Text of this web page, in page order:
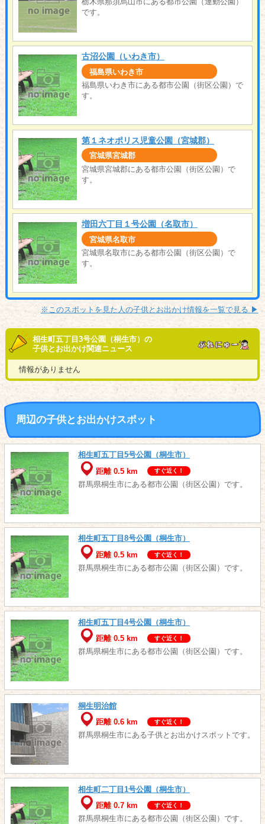
です。
古沼公園（いわき市）
福島県いわき市
福島県いわき市にある都市公園（街区公園）で
す。
第１ネオポリス児童公園（宮城郡）
宮城県宮城郡
宮城県宮城郡にある都市公園（街区公園）で
す。
増田六丁目１号公園（名取市）
宮城県名取市
宮城県名取市にある都市公園（街区公園）で
す。
※このスポットを見た人の子供とお出かけ情報を一覧で見る ▶︎
相生町五丁目3号公園（桐生市）の
子供とお出かけ関連ニュース
情報がありません
周辺の子供とお出かけスポット
相生町五丁目5号公園（桐生市）
距離 0.5 km
すぐ近く！
群馬県桐生市にある都市公園（街区公園）です。
相生町五丁目8号公園（桐生市）
距離 0.5 km
すぐ近く！
群馬県桐生市にある都市公園（街区公園）です。
相生町五丁目4号公園（桐生市）
距離 0.5 km
すぐ近く！
群馬県桐生市にある都市公園（街区公園）です。
桐生明治館
距離 0.6 km
すぐ近く！
群馬県桐生市にある子供とお出かけスポットです。
相生町二丁目1号公園（桐生市）
距離 0.7 km
すぐ近く！
群馬県桐生市にある都市公園（街区公園）です。